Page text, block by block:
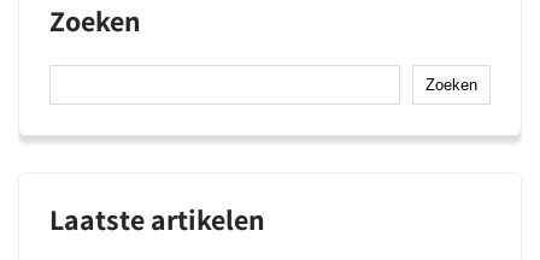
Zoeken
Zoeken
Laatste artikelen